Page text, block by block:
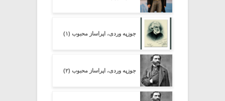
جوزپه وردی، اپراساز محبوب (۱)
جوزپه وردی، اپراساز محبوب (۲)